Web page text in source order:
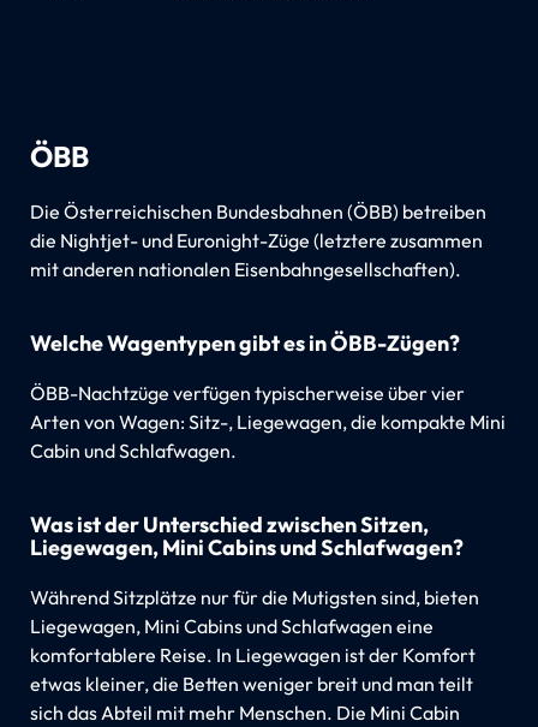
ÖBB
Die Österreichischen Bundesbahnen (ÖBB) betreiben
die Nightjet- und Euronight-Züge (letztere zusammen
mit anderen nationalen Eisenbahngesellschaften).
Welche Wagentypen gibt es in ÖBB-Zügen?
ÖBB-Nachtzüge verfügen typischerweise über vier
Arten von Wagen: Sitz-, Liegewagen, die kompakte Mini
Cabin und Schlafwagen.
Was ist der Unterschied zwischen Sitzen,
Liegewagen, Mini Cabins und Schlafwagen?
Während Sitzplätze nur für die Mutigsten sind, bieten
Liegewagen, Mini Cabins und Schlafwagen eine
komfortablere Reise. In Liegewagen ist der Komfort
etwas kleiner, die Betten weniger breit und man teilt
sich das Abteil mit mehr Menschen. Die Mini Cabin